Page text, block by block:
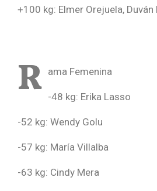
+100 kg: Elmer Orejuela, Duván
R ama Femenina
-48 kg: Erika Lasso
-52 kg: Wendy Golu
-57 kg: María Villalba
-63 kg: Cindy Mera